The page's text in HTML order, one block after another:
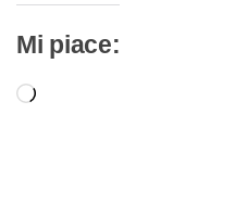
Mi piace:
Caricamento